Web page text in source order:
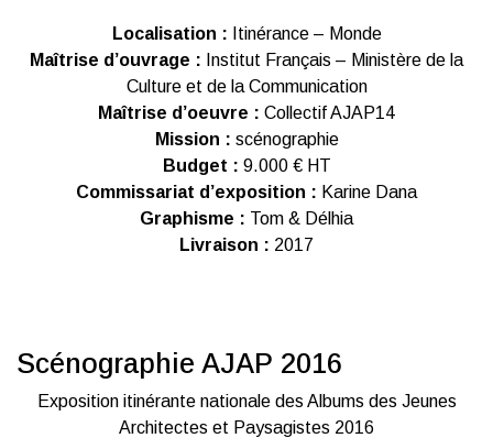
Localisation : Itinérance – Monde
Maîtrise d’ouvrage : Institut Français – Ministère de la
Culture et de la Communication
Maîtrise d’oeuvre : Collectif AJAP14
Mission : scénographie
Budget : 9.000 € HT
Commissariat d’exposition : Karine Dana
Graphisme : Tom & Délhia
Livraison : 2017
Scénographie AJAP 2016
Exposition itinérante nationale des Albums des Jeunes
Architectes et Paysagistes 2016